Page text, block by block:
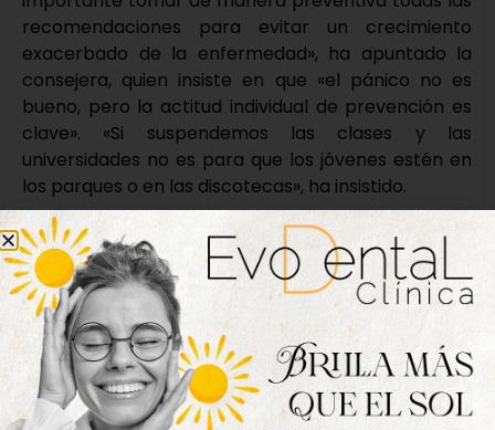
recomendaciones para evitar un crecimiento
exacerbado de la enfermedad», ha apuntado la
consejera, quien insiste en que «el pánico no es
bueno, pero la actitud individual de prevención es
clave». «Si suspendemos las clases y las
universidades no es para que los jóvenes estén en
los parques o en las discotecas», ha insistido.
El transporte colectivo con otras comunidades,
suspendido
Además de las medidas de contingencia en los
centros educativos, desde la Junta se ha avanzado
además que se ha determinado que el transporte
colectivo entre Castilla y León y otras comunidades
se verá interrumpido a partir de las 0:00 horas de